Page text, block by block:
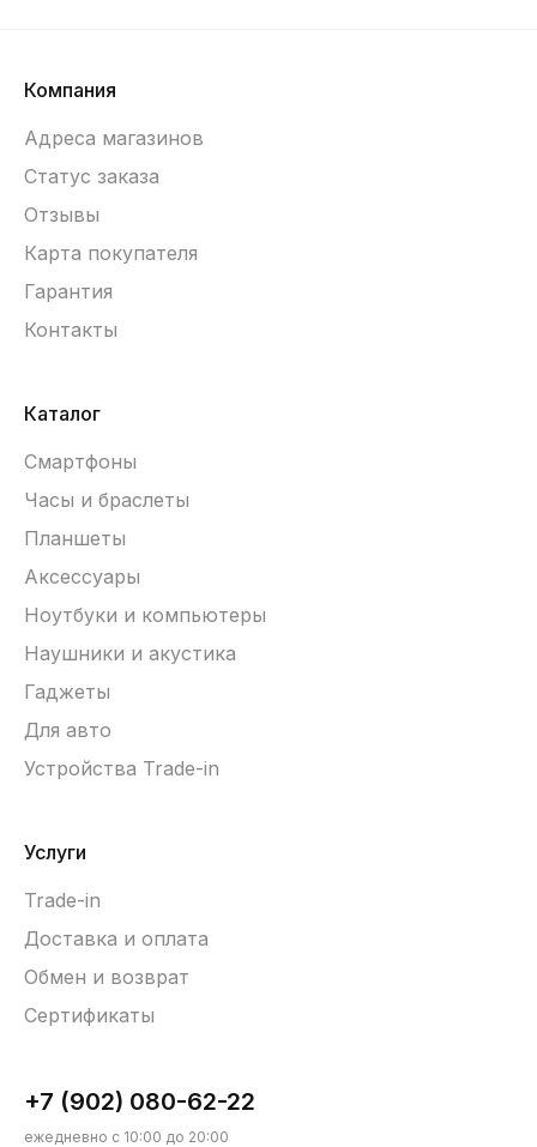
Компания
Адреса магазинов
Статус заказа
Отзывы
Карта покупателя
Гарантия
Контакты
Каталог
Смартфоны
Часы и браслеты
Планшеты
Аксессуары
Ноутбуки и компьютеры
Наушники и акустика
Гаджеты
Для авто
Устройства Trade-in
Услуги
Trade-in
Доставка и оплата
Обмен и возврат
Сертификаты
+7 (902) 080-62-22
ежедневно с 10:00 до 20:00